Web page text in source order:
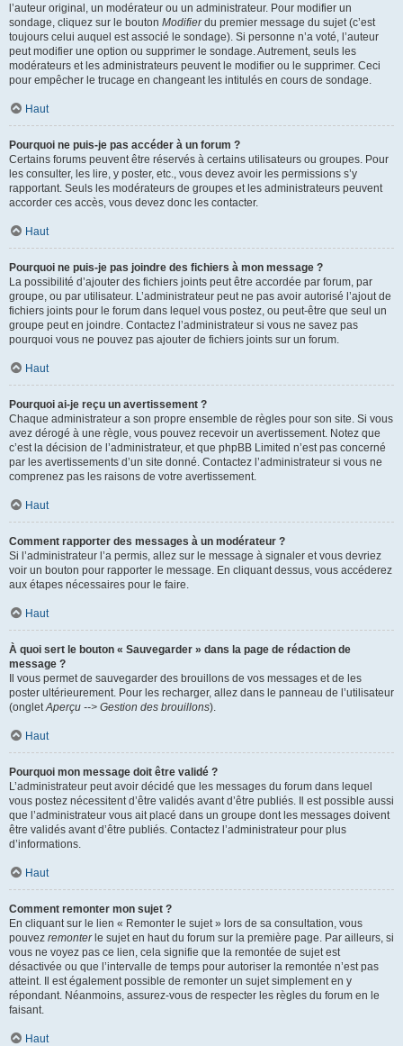
l’auteur original, un modérateur ou un administrateur. Pour modifier un
sondage, cliquez sur le bouton Modifierdu premier message du sujet (c’est
toujours celui auquel est associé le sondage). Si personne n’a voté, l’auteur
peut modifier une option ou supprimer le sondage. Autrement, seuls les
modérateurs et les administrateurs peuvent le modifier ou le supprimer. Ceci
pour empêcher le trucage en changeant les intitulés en cours de sondage.
Haut
Pourquoi ne puis-je pas accéder à un forum ?
Certains forums peuvent être réservés à certains utilisateurs ou groupes. Pour
les consulter, les lire, y poster, etc., vous devez avoir les permissions s’y
rapportant. Seuls les modérateurs de groupes et les administrateurs peuvent
accorder ces accès, vous devez donc les contacter.
Haut
Pourquoi ne puis-je pas joindre des fichiers à mon message ?
La possibilité d’ajouter des fichiers joints peut être accordée par forum, par
groupe, ou par utilisateur. L’administrateur peut ne pas avoir autorisé l’ajout de
fichiers joints pour le forum dans lequel vous postez, ou peut-être que seul un
groupe peut en joindre. Contactez l’administrateur si vous ne savez pas
pourquoi vous ne pouvez pas ajouter de fichiers joints sur un forum.
Haut
Pourquoi ai-je reçu un avertissement ?
Chaque administrateur a son propre ensemble de règles pour son site. Si vous
avez dérogé à une règle, vous pouvez recevoir un avertissement. Notez que
c’est la décision de l’administrateur, et que phpBB Limited n’est pas concerné
par les avertissements d’un site donné. Contactez l’administrateur si vous ne
comprenez pas les raisons de votre avertissement.
Haut
Comment rapporter des messages à un modérateur ?
Si l’administrateur l’a permis, allez sur le message à signaler et vous devriez
voir un bouton pour rapporter le message. En cliquant dessus, vous accéderez
aux étapes nécessaires pour le faire.
Haut
À quoi sert le bouton « Sauvegarder » dans la page de rédaction de
message ?
Il vous permet de sauvegarder des brouillons de vos messages et de les
poster ultérieurement. Pour les recharger, allez dans le panneau de l’utilisateur
(ongletAperçu --> Gestion des brouillons).
Haut
Pourquoi mon message doit être validé ?
L’administrateur peut avoir décidé que les messages du forum dans lequel
vous postez nécessitent d’être validés avant d’être publiés. Il est possible aussi
que l’administrateur vous ait placé dans un groupe dont les messages doivent
être validés avant d’être publiés. Contactez l’administrateur pour plus
d’informations.
Haut
Comment remonter mon sujet ?
En cliquant sur le lien « Remonter le sujet » lors de sa consultation, vous
pouvez remonterle sujet en haut du forum sur la première page. Par ailleurs, si
vous ne voyez pas ce lien, cela signifie que la remontée de sujet est
désactivée ou que l’intervalle de temps pour autoriser la remontée n’est pas
atteint. Il est également possible de remonter un sujet simplement en y
répondant. Néanmoins, assurez-vous de respecter les règles du forum en le
faisant.
Haut